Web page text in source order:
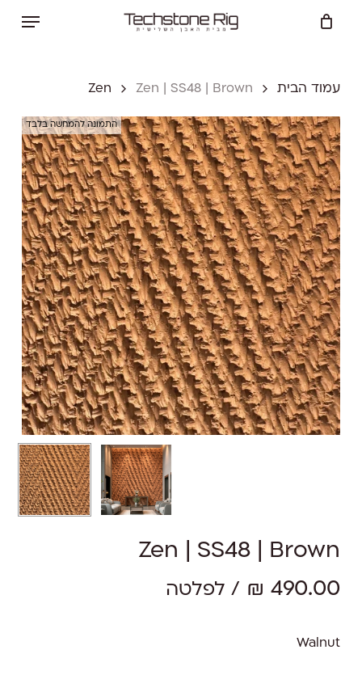
עמוד הבית Zen Zen | SS48 | Brown
התמונה להמחשה בלבד
Zen | SS48 | Brown
₪ 490.00 / לפלטה
Walnut